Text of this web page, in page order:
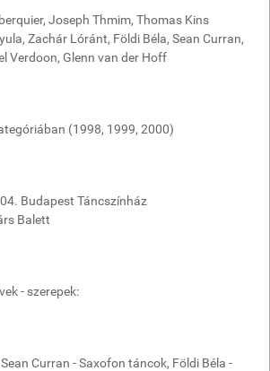
Joseph Thmim, Thomas Kins
Zachár Lóránt, Földi Béla, Sean Curran,
Verdoon, Glenn van der Hoff
(1998, 1999, 2000)
Budapest Táncszínház
Balett
- szerepek:
Curran - Saxofon táncok, Földi Béla -